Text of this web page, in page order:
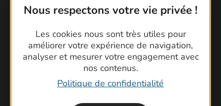
Nous respectons votre vie privée !
Les cookies nous sont très utiles pour
améliorer votre expérience de navigation,
analyser et mesurer votre engagement avec
nos contenus.
Politique de confidentialité
Foire aux questions
Brochures
Cartoguides et Topoguides
Latitude Gard